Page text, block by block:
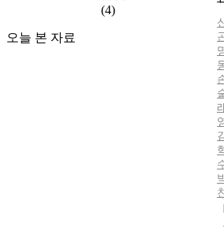
(4)
오늘 본 자료